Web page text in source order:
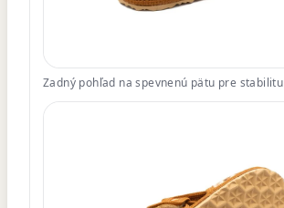
Zadný pohľad na spevnenú pätu pre stabilitu